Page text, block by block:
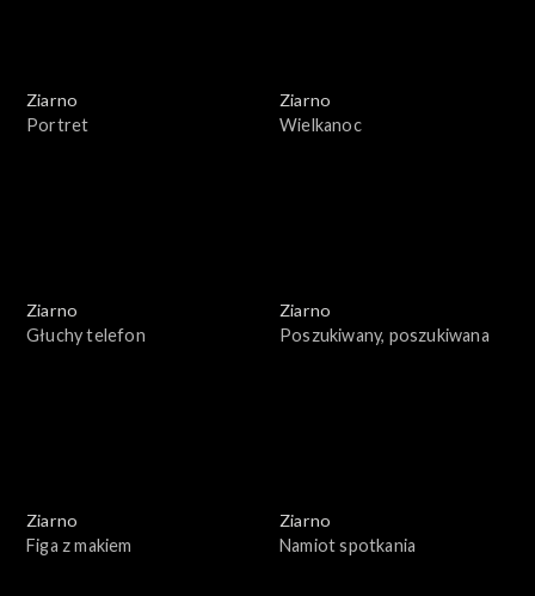
Ziarno
Portret
Ziarno
Wielkanoc
Ziarno
Głuchy telefon
Ziarno
Poszukiwany, poszukiwana
Ziarno
Figa z makiem
Ziarno
Namiot spotkania